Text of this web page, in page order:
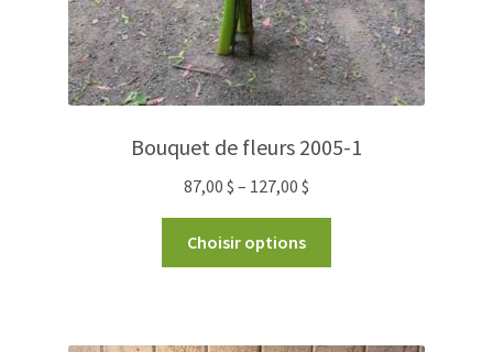
Bouquet de fleurs 2005-1
87,00 $ – 127,00 $
Choisir options